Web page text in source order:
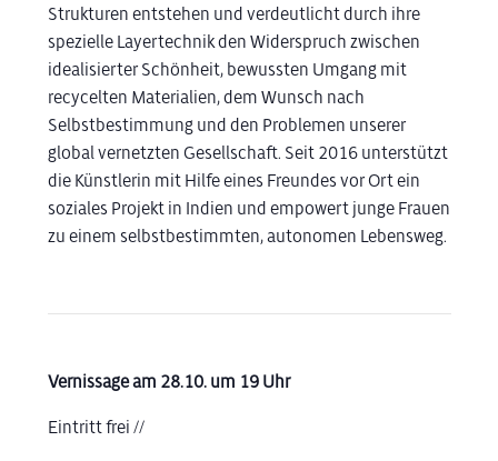
Strukturen entstehen und verdeutlicht durch ihre
spezielle Layertechnik den Widerspruch zwischen
idealisierter Schönheit, bewussten Umgang mit
recycelten Materialien, dem Wunsch nach
Selbstbestimmung und den Problemen unserer
global vernetzten Gesellschaft. Seit 2016 unterstützt
die Künstlerin mit Hilfe eines Freundes vor Ort ein
soziales Projekt in Indien und empowert junge Frauen
zu einem selbstbestimmten, autonomen Lebensweg.
Vernissage am 28.10. um 19 Uhr
Eintritt frei //